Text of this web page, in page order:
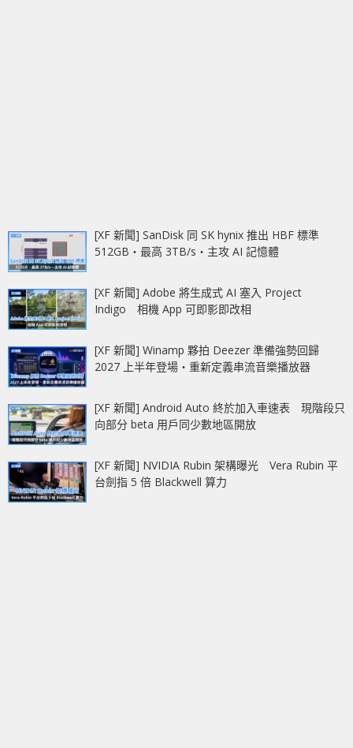
[XF 新聞] SanDisk 同 SK hynix 推出 HBF 標準
512GB‧最高 3TB/s‧主攻 AI 記憶體
[XF 新聞] Adobe 將生成式 AI 塞入 Project
Indigo 相機 App 可即影即改相
[XF 新聞] Winamp 夥拍 Deezer 準備強勢回歸
2027 上半年登場‧重新定義串流音樂播放器
[XF 新聞] Android Auto 終於加入車速表 現階段只
向部分 beta 用戶同少數地區開放
[XF 新聞] NVIDIA Rubin 架構曝光 Vera Rubin 平
台劍指 5 倍 Blackwell 算力